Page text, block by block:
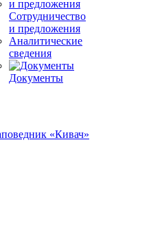
Сотрудничество
и предложения
Аналитические
сведения
Документы